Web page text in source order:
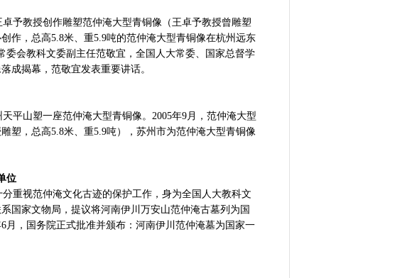
予教授创作雕塑范仲淹大型青铜像（王卓予教授曾雕塑
作，总高5.8米、重5.9吨的范仲淹大型青铜像在杭州远东
委会教科文委副主任范敬宜，全国人大常委、国家总督学
成揭幕，范敬宜发表重要讲话。
平山塑一座范仲淹大型青铜像。2005年9月，范仲淹大型
塑，总高5.8米、重5.9吨），苏州市为范仲淹大型青铜像
位
重视范仲淹文化古迹的保护工作，身为全国人大教科文
国家文物局，提议将河南伊川万安山范仲淹古墓列为国
月，国务院正式批准并颁布：河南伊川范仲淹墓为国家一